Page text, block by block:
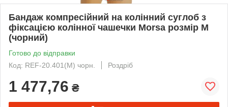
Бандаж компресійний на колінний суглоб з
фіксацією колінної чашечки Morsa розмір M
(чорний)
Готово до відправки
Код: REF-20.401(M) чорн.
Роздріб
1 477,76 ₴